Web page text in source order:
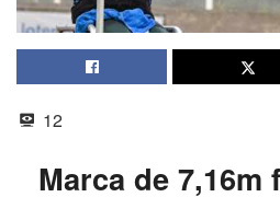
12
Marca de